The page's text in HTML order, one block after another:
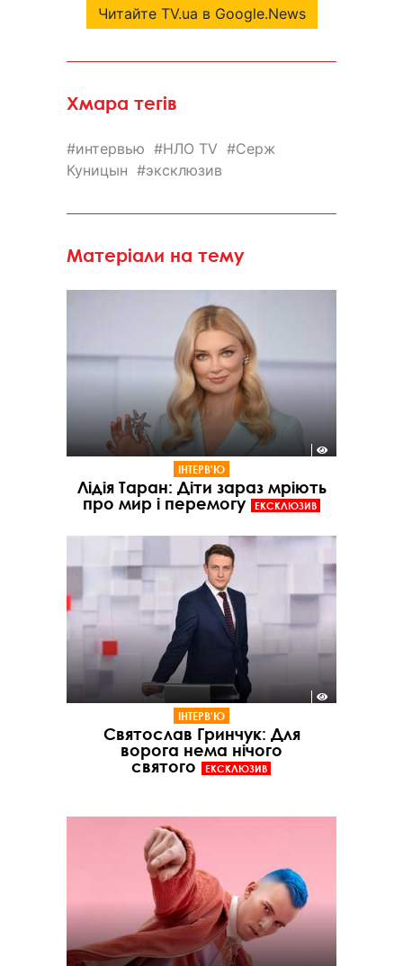
Читайте TV.ua в Google.News
Хмара тегів
интервью НЛО TV
Серж
Куницын
эксклюзив
Матеріали на тему
ІНТЕРВ'Ю
Лідія Таран: Діти зараз мріють
про мир і перемогу
ЕКСКЛЮЗИВ
ІНТЕРВ'Ю
Святослав Гринчук: Для
ворога нема нічого
святого
ЕКСКЛЮЗИВ